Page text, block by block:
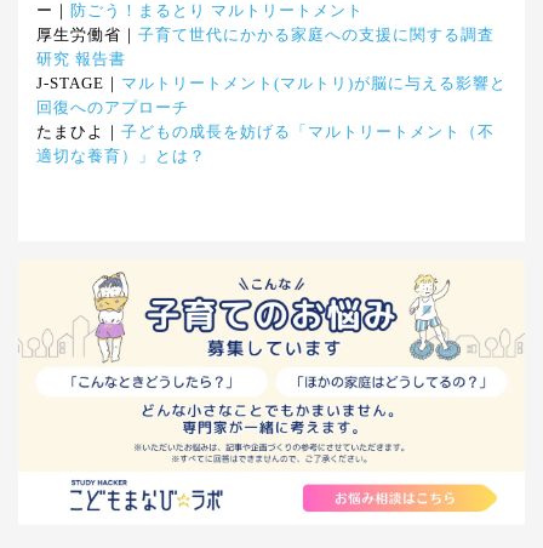
ー｜
防ごう！まるとり マルトリートメント
厚生労働省｜ 子育て世代にかかる家庭への支援に関する調査
研究 報告書
J-STAGE｜ マルトリートメント(マルトリ)が脳に与える影響と
回復へのアプローチ
たまひよ｜ 子どもの成長を妨げる「マルトリートメント（不
適切な養育）」とは？